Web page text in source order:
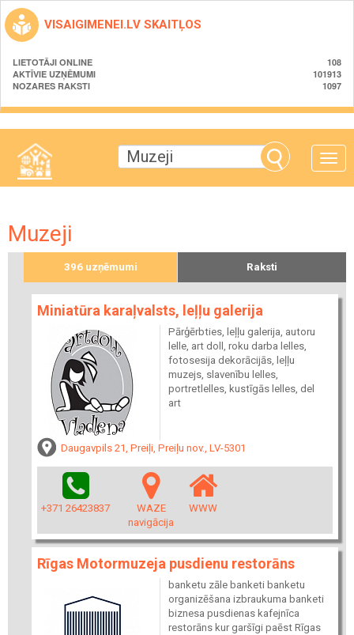
VISAIGIMENEI.LV SKAITĻOS
LIETOTĀJI ONLINE
108
AKTĪVIE UZŅĒMUMI
101913
NOZARES RAKSTI
1097
Toggle
Muzeji
396 uzņēmumi Raksti
Miniatūra karaļvalsts, leļļu galerija
Pārģērbties, leļļu galerija, autoru
lelle, art doll, roku darba lelles,
fotosesija dekorācijās, leļļu
muzejs, slavenību lelles,
portretlelles, kustīgās lelles, del
art
Daugavpils 21, Preiļi, Preiļu nov., LV-5301
+371 26423837
WAZE
navigācija
WWW
Rīgas Motormuzeja pusdienu restorāns
banketu zāle banketi banketu
organizēšana izbraukuma banketi
biznesa pusdienas kafejnīca
restorāns kur garšīgi paēst Rīgas